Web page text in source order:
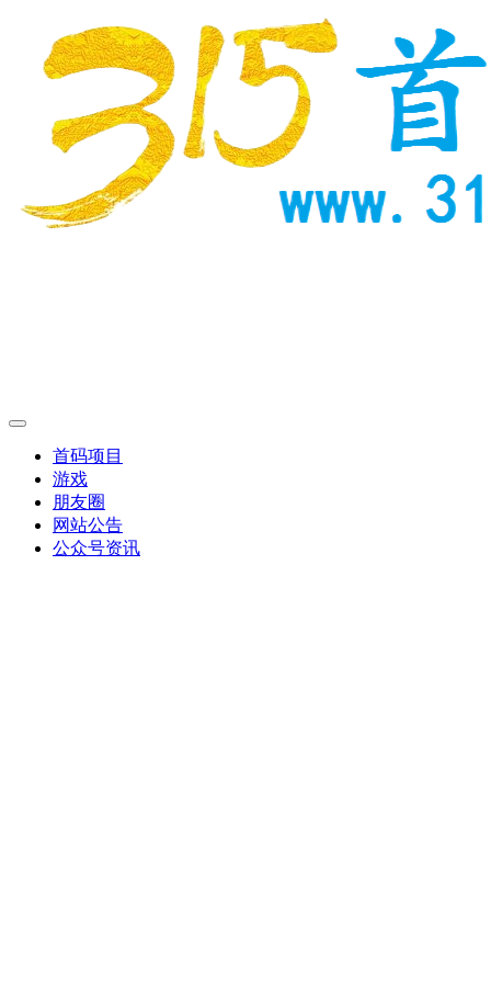
首码项目
游戏
朋友圈
网站公告
公众号资讯